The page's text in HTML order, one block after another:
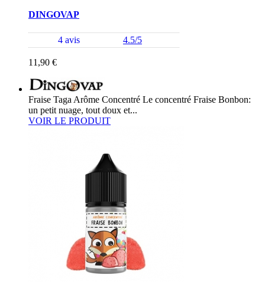
DINGOVAP
4 avis 4.5/5
11,90 €
Fraise Taga Arôme Concentré Le concentré Fraise Bonbon:
un petit nuage, tout doux et...
VOIR LE PRODUIT